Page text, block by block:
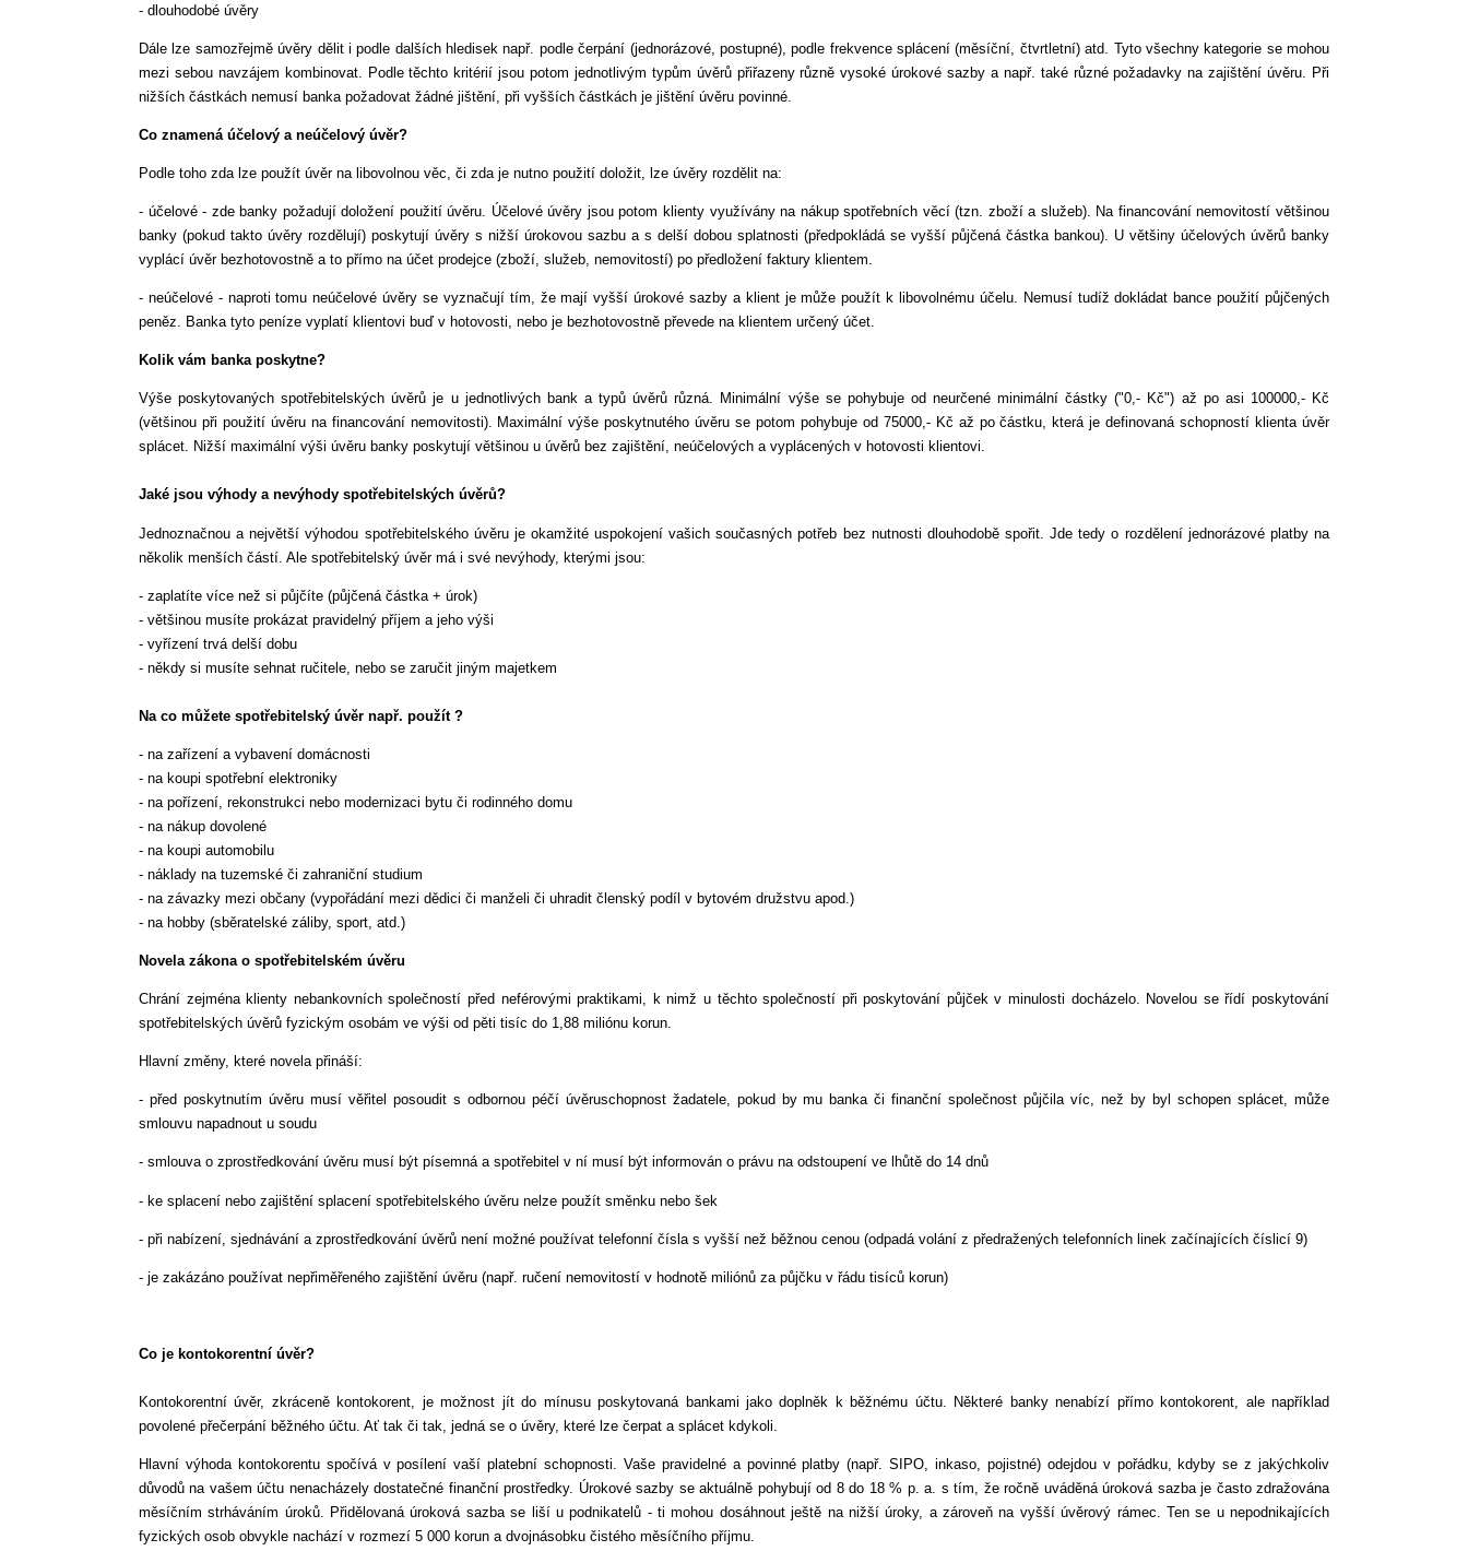
- dlouhodobé úvěry
Dále lze samozřejmě úvěry dělit i podle dalších hledisek např. podle čerpání (jednorázové, postupné), podle frekvence splácení (měsíční, čtvrtletní) atd. Tyto všechny kategorie se mohou
mezi sebou navzájem kombinovat. Podle těchto kritérií jsou potom jednotlivým typům úvěrů přiřazeny různě vysoké úrokové sazby a např. také různé požadavky na zajištění úvěru. Při
nižších částkách nemusí banka požadovat žádné jištění, při vyšších částkách je jištění úvěru povinné.
Co znamená účelový a neúčelový úvěr?
Podle toho zda lze použít úvěr na libovolnou věc, či zda je nutno použití doložit, lze úvěry rozdělit na:
- účelové - zde banky požadují doložení použití úvěru. Účelové úvěry jsou potom klienty využívány na nákup spotřebních věcí (tzn. zboží a služeb). Na financování nemovitostí většinou
banky (pokud takto úvěry rozdělují) poskytují úvěry s nižší úrokovou sazbu a s delší dobou splatnosti (předpokládá se vyšší půjčená částka bankou). U většiny účelových úvěrů banky
vyplácí úvěr bezhotovostně a to přímo na účet prodejce (zboží, služeb, nemovitostí) po předložení faktury klientem.
- neúčelové - naproti tomu neúčelové úvěry se vyznačují tím, že mají vyšší úrokové sazby a klient je může použít k libovolnému účelu. Nemusí tudíž dokládat bance použití půjčených
peněz. Banka tyto peníze vyplatí klientovi buď v hotovosti, nebo je bezhotovostně převede na klientem určený účet.
Kolik vám banka poskytne?
Výše poskytovaných spotřebitelských úvěrů je u jednotlivých bank a typů úvěrů různá. Minimální výše se pohybuje od neurčené minimální částky ("0,- Kč") až po asi 100000,- Kč
(většinou při použití úvěru na financování nemovitosti). Maximální výše poskytnutého úvěru se potom pohybuje od 75000,- Kč až po částku, která je definovaná schopností klienta úvěr
splácet. Nižší maximální výši úvěru banky poskytují většinou u úvěrů bez zajištění, neúčelových a vyplácených v hotovosti klientovi.
Jaké jsou výhody a nevýhody spotřebitelských úvěrů?
Jednoznačnou a největší výhodou spotřebitelského úvěru je okamžité uspokojení vašich současných potřeb bez nutnosti dlouhodobě spořit. Jde tedy o rozdělení jednorázové platby na
několik menších částí. Ale spotřebitelský úvěr má i své nevýhody, kterými jsou:
- zaplatíte více než si půjčíte (půjčená částka + úrok)
- většinou musíte prokázat pravidelný příjem a jeho výši
- vyřízení trvá delší dobu
- někdy si musíte sehnat ručitele, nebo se zaručit jiným majetkem
Na co můžete spotřebitelský úvěr např. použít ?
- na zařízení a vybavení domácnosti
- na koupi spotřební elektroniky
- na pořízení, rekonstrukci nebo modernizaci bytu či rodinného domu
- na nákup dovolené
- na koupi automobilu
- náklady na tuzemské či zahraniční studium
- na závazky mezi občany (vypořádání mezi dědici či manželi či uhradit členský podíl v bytovém družstvu apod.)
- na hobby (sběratelské záliby, sport, atd.)
Novela zákona o spotřebitelském úvěru
Chrání zejména klienty nebankovních společností před neférovými praktikami, k nimž u těchto společností při poskytování půjček v minulosti docházelo. Novelou se řídí poskytování
spotřebitelských úvěrů fyzickým osobám ve výši od pěti tisíc do 1,88 miliónu korun.
Hlavní změny, které novela přináší:
- před poskytnutím úvěru musí věřitel posoudit s odbornou péčí úvěruschopnost žadatele, pokud by mu banka či finanční společnost půjčila víc, než by byl schopen splácet, může
smlouvu napadnout u soudu
- smlouva o zprostředkování úvěru musí být písemná a spotřebitel v ní musí být informován o právu na odstoupení ve lhůtě do 14 dnů
- ke splacení nebo zajištění splacení spotřebitelského úvěru nelze použít směnku nebo šek
- při nabízení, sjednávání a zprostředkování úvěrů není možné používat telefonní čísla s vyšší než běžnou cenou (odpadá volání z předražených telefonních linek začínajících číslicí 9)
- je zakázáno používat nepřiměřeného zajištění úvěru (např. ručení nemovitostí v hodnotě miliónů za půjčku v řádu tisíců korun)
Co je kontokorentní úvěr?
Kontokorentní úvěr, zkráceně kontokorent, je možnost jít do mínusu poskytovaná bankami jako doplněk k běžnému účtu. Některé banky nenabízí přímo kontokorent, ale například
povolené přečerpání běžného účtu. Ať tak či tak, jedná se o úvěry, které lze čerpat a splácet kdykoli.
Hlavní výhoda kontokorentu spočívá v posílení vaší platební schopnosti. Vaše pravidelné a povinné platby (např. SIPO, inkaso, pojistné) odejdou v pořádku, kdyby se z jakýchkoliv
důvodů na vašem účtu nenacházely dostatečné finanční prostředky. Úrokové sazby se aktuálně pohybují od 8 do 18 % p. a. s tím, že ročně uváděná úroková sazba je často zdražována
měsíčním strháváním úroků. Přidělovaná úroková sazba se liší u podnikatelů - ti mohou dosáhnout ještě na nižší úroky, a zároveň na vyšší úvěrový rámec. Ten se u nepodnikajících
fyzických osob obvykle nachází v rozmezí 5 000 korun a dvojnásobku čistého měsíčního příjmu.